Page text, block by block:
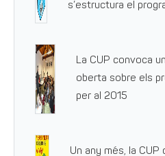
s’estructura el
La CUP convoca
oberta sobre els
per al 2015
Un any més, la CUP